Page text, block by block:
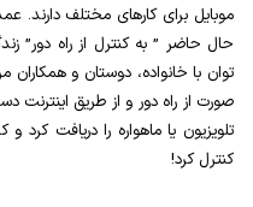
موبایل برای کارهای مختلف دارند.
حال حاضر ” به کنترل از راه دور”
توان با خانواده، دوستان و همکاران
صورت از راه دور و از طریق اینترنت
تلویزیون یا ماهواره را دریافت کرد
کنترل کرد!